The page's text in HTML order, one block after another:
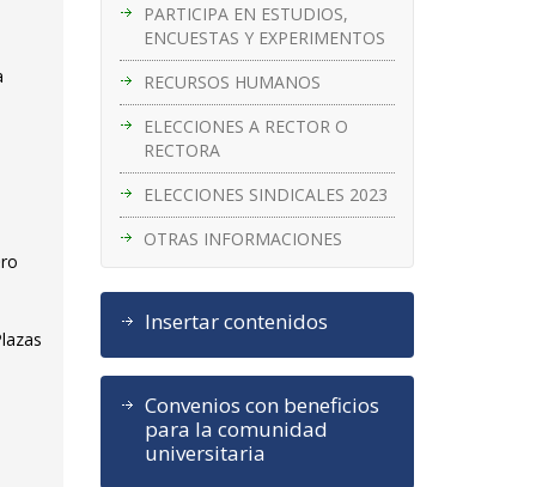
PARTICIPA EN ESTUDIOS,
ENCUESTAS Y EXPERIMENTOS
RECURSOS HUMANOS
ELECCIONES A RECTOR O
RECTORA
ELECCIONES SINDICALES 2023
OTRAS INFORMACIONES
Insertar contenidos
Convenios con beneficios
para la comunidad
universitaria